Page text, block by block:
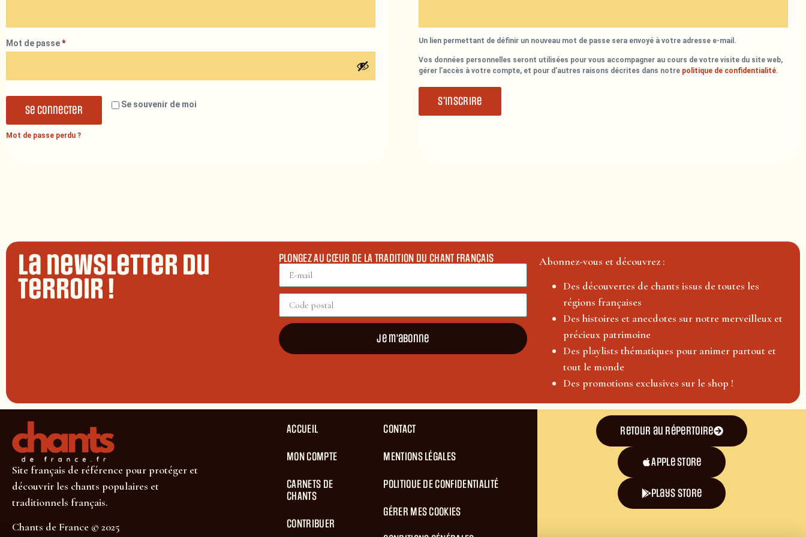
Mot de passe*
Se souvenir de moi
Se connecter
Mot de passe perdu ?
Un lien permettant de définir un nouveau mot de passe sera envoyé à votre adresse e-mail.
Vos données personnelles seront utilisées pour vous accompagner au cours de votre visite du site web,
gérer l’accès à votre compte, et pour d’autres raisons décrites dans notre politique de confidentialité.
S’inscrire
La newsletter du
terroir !
PLONGEZ AU CŒUR DE LA TRADITION DU CHANT FRANÇAIS
Je m'abonne
Abonnez-vous et découvrez :
Des découvertes de chants issus de toutes les
régions françaises
Des histoires et anecdotes sur notre merveilleux et
précieux patrimoine
Des playlists thématiques pour animer partout et
tout le monde
Des promotions exclusives sur le shop !
Site français de référence pour protéger et
découvrir les chants populaires et
traditionnels français.
Chants de France © 2025
ACCUEIL
MON COMPTE
CARNETS DE
CHANTS
CONTRIBUER
CONTACT
MENTIONS LÉGALES
POLITIQUE DE CONFIDENTIALITÉ
GÉRER MES COOKIES
Retour au répertoire
Apple Store
plays store